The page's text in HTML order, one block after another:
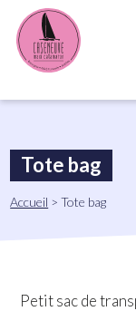
Aller
contenu
principal
Tote bag
Fil
Accueil Tote bag
Petit sac de
Panneau de